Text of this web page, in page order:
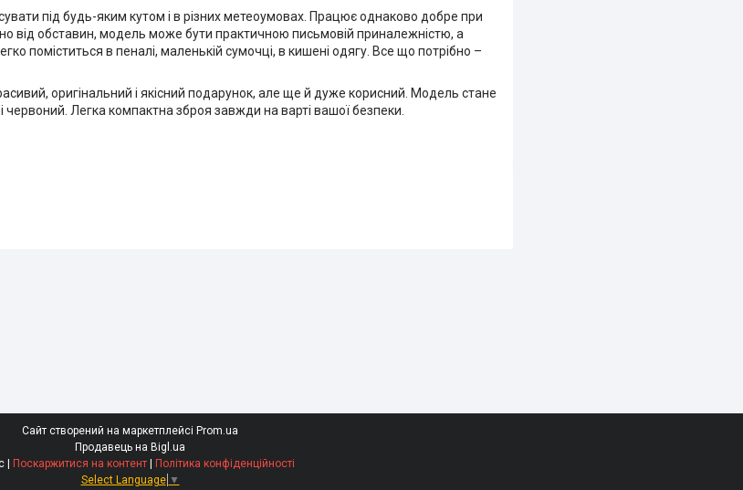
під будь-яким кутом і в різних метеоумовах. Працює однаково добре при
від обставин, модель може бути практичною письмовій приналежністю, а
поміститься в пеналі, маленькій сумочці, в кишені одягу. Все що потрібно –
оригінальний і якісний подарунок, але ще й дуже корисний. Модель стане
Легка компактна зброя завжди на варті вашої безпеки.
Сайт створений на маркетплейсі Prom.ua
Продавець на Bigl.ua
Макрос | Поскаржитися на контент | Політика конфіденційності
Select Language ▼